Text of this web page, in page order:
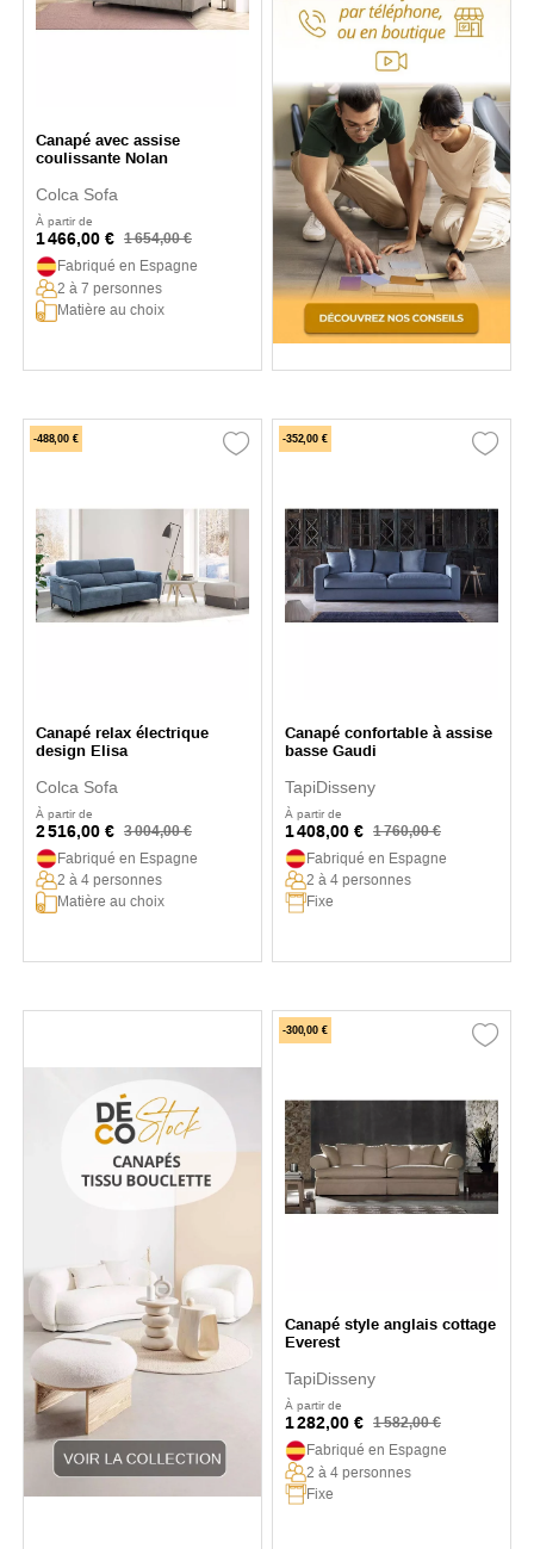
Canapé avec assise
coulissante Nolan
Colca Sofa
À partir de
1 466,00 € 1 654,00 €
Fabriqué en Espagne
2 à 7 personnes
Matière au choix
-488,00 €
Canapé relax électrique
design Elisa
Colca Sofa
À partir de
2 516,00 € 3 004,00 €
Fabriqué en Espagne
2 à 4 personnes
Matière au choix
-352,00 €
Canapé confortable à assise
basse Gaudi
TapiDisseny
À partir de
1 408,00 € 1 760,00 €
Fabriqué en Espagne
2 à 4 personnes
Fixe
-300,00 €
Canapé style anglais cottage
Everest
TapiDisseny
À partir de
1 282,00 € 1 582,00 €
Fabriqué en Espagne
2 à 4 personnes
Fixe